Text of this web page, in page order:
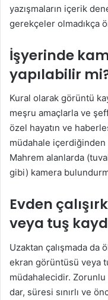
yazışmaların içerik
gerekçeler olmadıkça
İşyerinde
yapılabilir
Kural olarak görüntü
meşru amaçlarla ve
özel hayatın ve
müdahale
Mahrem alanlarda
gibi) kamera
Evden
veya tuş
Uzaktan çalışmada da
ekran görüntüsü veya
müdahalecidir. Zorunlu
dar, süresi sınırlı ve